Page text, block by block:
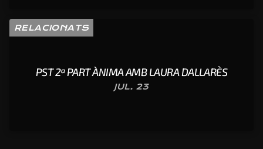
RELACIONATS
PST 2ª PART ÀNIMA AMB LAURA DALLARÈS
JUL. 23